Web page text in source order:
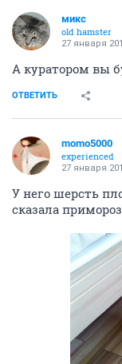
микс
old hamster
27 января
А куратором вы
ОТВЕТИТЬ
momo5000
experienced
27 января
У него шерсть
сказала